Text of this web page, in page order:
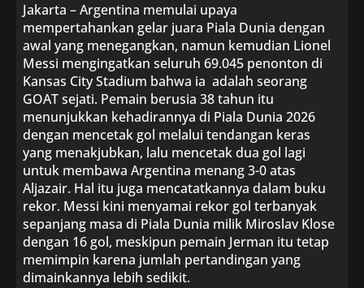
Jakarta – Argentina memulai upaya
mempertahankan gelar juara Piala Dunia dengan
awal yang menegangkan, namun kemudian Lionel
Messi mengingatkan seluruh 69.045 penonton di
Kansas City Stadium bahwa ia adalah seorang
GOAT sejati. Pemain berusia 38 tahun itu
menunjukkan kehadirannya di Piala Dunia 2026
dengan mencetak gol melalui tendangan keras
yang menakjubkan, lalu mencetak dua gol lagi
untuk membawa Argentina menang 3-0 atas
Aljazair. Hal itu juga mencatatkannya dalam buku
rekor. Messi kini menyamai rekor gol terbanyak
sepanjang masa di Piala Dunia milik Miroslav Klose
dengan 16 gol, meskipun pemain Jerman itu tetap
memimpin karena jumlah pertandingan yang
dimainkannya lebih sedikit.